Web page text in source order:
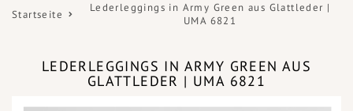
Startseite
Lederleggings in Army Green aus Glattleder |
UMA 6821
LEDERLEGGINGS IN ARMY GREEN AUS
GLATTLEDER | UMA 6821